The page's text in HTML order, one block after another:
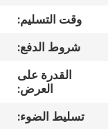
أخبار
القضايا
وقت التسليم:
شروط الدفع:
القدرة على
العرض:
تسليط الضوء: